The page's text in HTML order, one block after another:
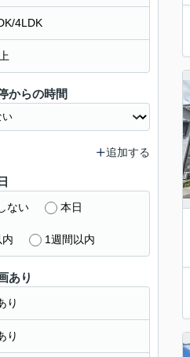
4LDK
からの時間
追加する
ない 本日
1週間以内
あり
り
り